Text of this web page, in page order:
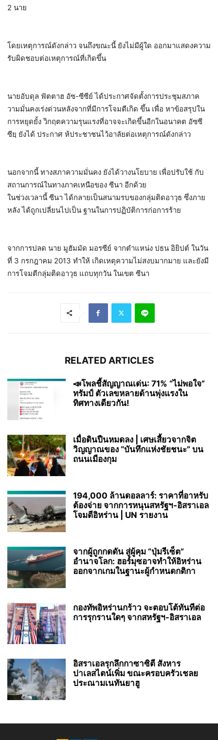
2 นาย
โดยเหตุการณ์ดังกล่าว จนถึงขณะนี้ ยังไม่มีผู้ใด ออกมาแสดงความ
รับผิดชอบต่อเหตุการณ์ที่เกิดขึ้น
นายอับดุล ฟัตตาฮ อัซ-ซีซีย์ ได้ประกาศจัดตั้งการประชุมสภาค
วามมั่นคงเร่งด่วนหลังจากที่มีการโจมตีเกิด ขึ้น เพื่อ หาข้อสรุปใน
การหยุดยั้ง วิกฤตความรุนแรงที่อาจจะเกิดขึ้นอีกในอนาคต อัซซี
ซียฺ ยังได้ ประกาศ ห้ประชาชนไว้อาลัยต่อเหตุการณ์ดังกล่าว
นอกจากนี้ ทางสภาความมั่นคง ยังได้วางนโยบาย เพื่อปรับใช้ กับ
สถานการณ์ในทางภาคเหนือของ ซีนา อีกด้วย
ในช่วงเวลานี้ ซีนา ได้กลายเป็นสนามรบของกลุ่มติดอาวุธ ซึ่งภาย
หลัง ได้ถูกเปลี่ยนไปเป็น ฐานในการปฏิบัติการก่อการร้าย
จากการปลด นาย มูฮัมมัด มอรซีย์ จากตำแหน่ง ปธน อิยิปต์ ในวัน
ที่ 3 กรกฎาคม 2013 ทำให้ เกิดเหตุความไม่สงบมากมาย และยังมี
การโจมตีกลุ่มติดอาวุธ แถบทุกวัน ในเขต ซีนา
RELATED ARTICLES
📣โพลชี้สัญญาณเด่น: 71% “ไม่พอใจ”
ทรัมป์ ตัวเลขหลายด้านพุ่งแรงใน
ทิศทางเดียวกัน!
เมื่อดินปืนหมดลง | เศษเสี้ยวจากจิต
วิญญาณของ “บันทึกแห่งชัยชนะ” บน
ถนนเมืองกุม
194,000 ล้านดอลลาร์: ราคาที่อาหรับ
ต้องจ่าย จากการหนุนสหรัฐฯ‑อิสราเอล
โจมตีอิหร่าน | UN รายงาน
จากผู้ถูกกดดัน สู่ผู้คุม “ปุ่มรีเซ็ต”
อำนาจโลก: ฮอร์มุซอาจทำให้อิหร่าน
ออกจากเกมในฐานะผู้กำหนดกติกา
กองทัพอิหร่านกร้าว จะตอบโต้ทันทีต่อ
การรุกรานใดๆ จากสหรัฐฯ-อิสราเอล
อิสราเอลรุกลึกกาซาซิตี สังหาร
ปาเลสไตน์เพิ่ม ขณะครอบครัวเชลย
ประณามเนทันยาฮู